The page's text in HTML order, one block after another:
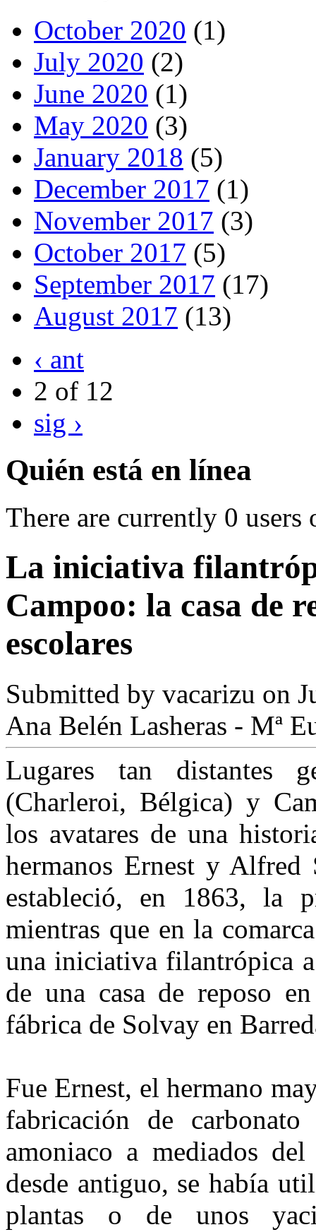
October 2020 (1)
July 2020 (2)
June 2020 (1)
May 2020 (3)
January 2018 (5)
December 2017 (1)
November 2017 (3)
October 2017 (5)
September 2017 (17)
August 2017 (13)
‹ ant
2 of 12
sig ›
Quién está en línea
There are currently 0 users
La iniciativa
Campoo: la casa de
escolares
Submitted by vacarizu on
Ana Belén Lasheras - Mª
Lugares tan distantes
(Charleroi, Bélgica) y
los avatares de una
hermanos Ernest y
estableció, en 1863, la
mientras que en la
una iniciativa filantrópica
de una casa de reposo
fábrica de Solvay en
Fue Ernest, el hermano
fabricación de
amoniaco a mediados
desde antiguo, se había
plantas o de unos